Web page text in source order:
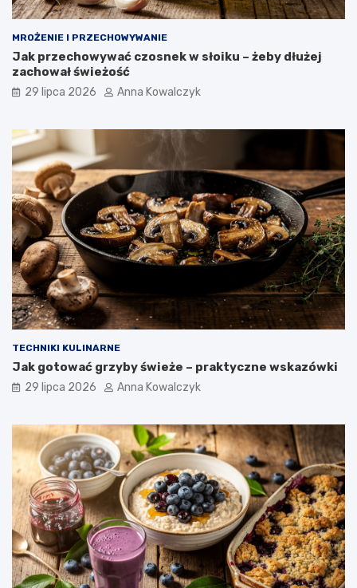
MROŻENIE I PRZECHOWYWANIE
Jak przechowywać czosnek w słoiku – żeby dłużej
zachował świeżość
29 lipca 2026 Anna Kowalczyk
TECHNIKI KULINARNE
Jak gotować grzyby świeże – praktyczne wskazówki
29 lipca 2026 Anna Kowalczyk